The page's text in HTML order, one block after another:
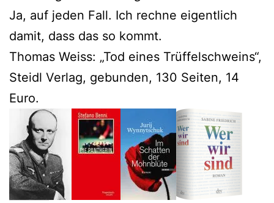
Ja, auf jeden Fall. Ich rechne eigentlich
damit, dass das so kommt.
Thomas Weiss: „Tod eines Trüffelschweins“,
Steidl Verlag, gebunden, 130 Seiten, 14
Euro.